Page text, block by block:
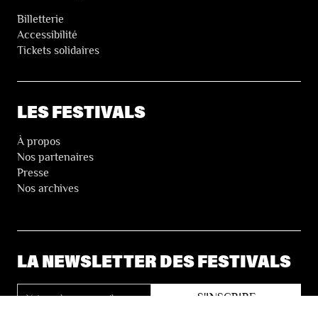
Billetterie
Accessibilité
Tickets solidaires
LES FESTIVALS
À propos
Nos partenaires
Presse
Nos archives
LA NEWSLETTER DES FESTIVALS